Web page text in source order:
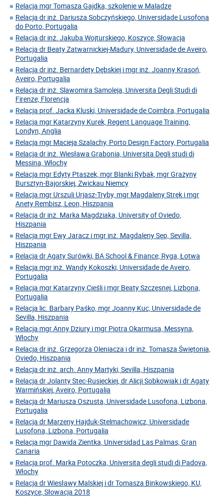
Relacja mgr Tomasza Gajdka, szkolenie w Maladze
Relacja dr inż. Dariusza Sobczyńskiego, Universidade Lusofona
do Porto, Portugalia
Relacja dr inż. Jakuba Wojturskiego, Koszyce, Słowacja
Relacja dr Beaty Zatwarnickiej-Madury, Universidade de Aveiro,
Portugalia
Relacja dr inż. Bernardety Dębskiej i mgr inż. Joanny Krasoń,
Aveiro, Portugalia
Relacja dr inż. Slawomira Samoleja, Universita Degli Studi di
Firenze, Florencja
Relacja prof. Jacka Kluski, Universidade de Coimbra, Portugalia
Relacja mgr Katarzyny Kurek, Regent Language Training,
Londyn, Anglia
Relacja mgr Macieja Szalachy, Porto Design Factory, Portugalia
Relacja dr inż. Wiesława Grabonia, Universita Degli studi di
Messina, Włochy
Relacja mgr Edyty Ptaszek, mgr Blanki Rybak, mgr Grażyny
Bursztyn-Bajorskiej, Zwickau Niemcy
Relacja mgr Urszuli Urjasz-Tryby, mgr Magdaleny Stręk i mgr
Anety Rembisz, Leon, Hiszpania
Relacja dr inż. Marka Magdziaka, University of Oviedo,
Hiszpania
Relacja mgr Ewy Jaracz i mgr inż. Magdaleny Sęp, Sevilla,
Hiszpania
Relacja dr Agaty Surówki, BA School & Finance, Ryga, Łotwa
Relacja mgr inż. Wandy Kokoszki, Universidade de Aveiro,
Portugalia
Relacja mgr Katarzyny Cieśli i mgr Beaty Szczęsnej, Lizbona,
Portugalia
Relacja lic. Barbary Paśko, mgr Joanny Kuc, Universidade de
Sevilla, Hiszpania
Relacja mgr Anny Dziury i mgr Piotra Okarmusa, Messyna,
Włochy
Relacja dr inż. Grzegorza Oleniacza i dr inż. Tomasza Świętonia,
Oviedo, Hiszpania
Relacja dr inż. arch. Anny Martyki, Sevilla, Hiszpania
Relacja dr Jolanty Stec-Rusieckiej, dr Alicji Sobkowiak i dr Agaty
Warmińskiej, Aveiro, Portugalia
Relacja dr Mariusza Oszusta, Universidade Lusofona, Lizbona,
Portugalia
Relacja dr Marzeny Hajduk-Stelmachowicz, Universidade
Lusofona, Lizbona, Portugalia
Relacja mgr Dawida Zientka, Universidad Las Palmas, Gran
Canaria
Relacja prof. Marka Potoczka, Universita degli studi di Padova,
Włochy
Relacja dr Wiesławy Malskiej i dr Tomasza Binkowskiego, KU,
Koszyce, Słowacja 2018